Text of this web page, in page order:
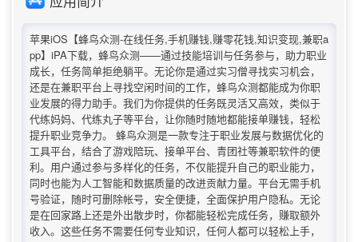
苹果iOS【蜂鸟众测-在线任务,手机赚钱,赚零花钱,知识变现,兼职a
pp】iPA下载，蜂鸟众测——通过技能培训与任务参与，助力职业
成长，任务简单拒绝躺平。无论你是通过实习僧寻找实习机会，
还是在兼职平台上寻找空闲时间的工作，蜂鸟众测都能成为你职
业发展的得力助手。我们为你提供的任务既灵活又高效，类似于
代练妈妈、代练丸子等平台，让你随时随地都能接单赚钱，轻松
提升职业竞争力。 蜂鸟众测是一款专注于职业发展与数据优化的
工具平台，结合了游戏陪玩、接单平台、青团社等兼职软件的便
利。用户通过参与多样化的任务，不仅能提升自己的职业能力，
同时也能为人工智能和数据质量的改进贡献力量。平台无需手机
号验证，随时可删除帐号，安全便捷，全面保护用户隐私。无论
是在回家路上还是外出散步时，你都能轻松完成任务，赚取额外
收入。这些任务不需要任何专业知识，任何人都可以轻松上手，